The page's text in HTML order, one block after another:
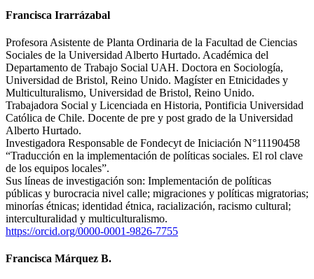
Francisca Irarrázabal
Profesora Asistente de Planta Ordinaria de la Facultad de Ciencias
Sociales de la Universidad Alberto Hurtado. Académica del
Departamento de Trabajo Social UAH. Doctora en Sociología,
Universidad de Bristol, Reino Unido. Magíster en Etnicidades y
Multiculturalismo, Universidad de Bristol, Reino Unido.
Trabajadora Social y Licenciada en Historia, Pontificia Universidad
Católica de Chile. Docente de pre y post grado de la Universidad
Alberto Hurtado.
Investigadora Responsable de Fondecyt de Iniciación N°11190458
“Traducción en la implementación de políticas sociales. El rol clave
de los equipos locales”.
Sus líneas de investigación son: Implementación de políticas
públicas y burocracia nivel calle; migraciones y políticas migratorias;
minorías étnicas; identidad étnica, racialización, racismo cultural;
interculturalidad y multiculturalismo.
https://orcid.org/0000-0001-9826-7755
Francisca Márquez B.